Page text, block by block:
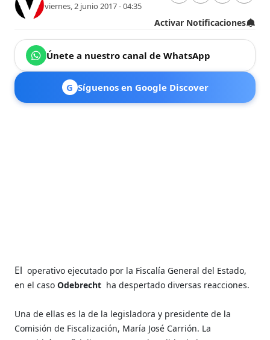
viernes, 2 junio 2017 - 04:35
Activar Notificaciones
Únete a nuestro canal de WhatsApp
G Síguenos en Google Discover
Eloperativo ejecutado por la Fiscalía General del Estado,
en el casoOdebrecht ha despertado diversas reacciones.
Una de ellas es la de la legisladora y presidente de la
Comisión de Fiscalización, María José Carrión. La